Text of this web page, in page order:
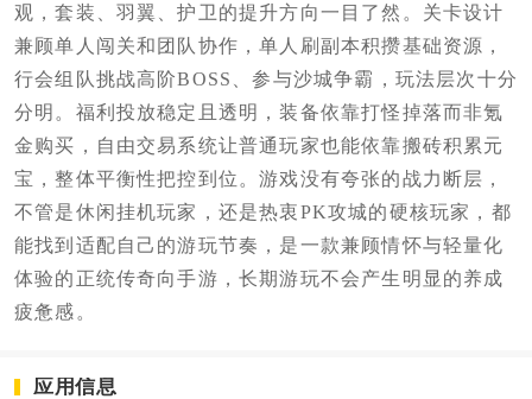
观，套装、羽翼、护卫的提升方向一目了然。关卡设计
兼顾单人闯关和团队协作，单人刷副本积攒基础资源，
行会组队挑战高阶BOSS、参与沙城争霸，玩法层次十分
分明。福利投放稳定且透明，装备依靠打怪掉落而非氪
金购买，自由交易系统让普通玩家也能依靠搬砖积累元
宝，整体平衡性把控到位。游戏没有夸张的战力断层，
不管是休闲挂机玩家，还是热衷PK攻城的硬核玩家，都
能找到适配自己的游玩节奏，是一款兼顾情怀与轻量化
体验的正统传奇向手游，长期游玩不会产生明显的养成
疲惫感。
应用信息